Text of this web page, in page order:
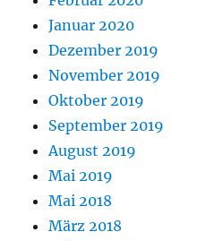
Januar 2020
Dezember 2019
November 2019
Oktober 2019
September 2019
August 2019
Mai 2019
Mai 2018
März 2018